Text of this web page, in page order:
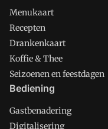
Menukaart
Recepten
Drankenkaart
Koffie & Thee
Seizoenen en feestdagen
Bediening
Gastbenadering
Digitalisering